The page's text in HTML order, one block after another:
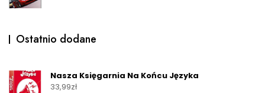
Ostatnio dodane
Nasza Księgarnia Na Końcu Języka
33,99zł